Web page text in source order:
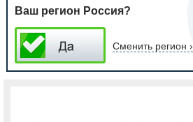
Ваш регион Россия?
Сменить регион ›